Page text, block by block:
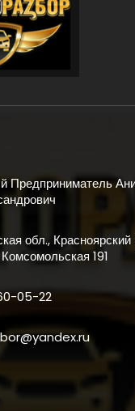
Предприниматель
обл., Красноярский
191
05-22